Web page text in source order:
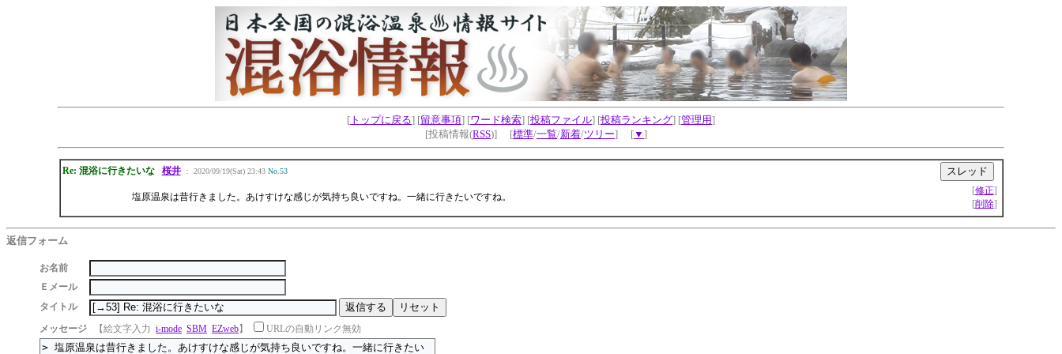
[ トップに戻る] [留意事項] [ワード検索] [投稿ファイル] [投稿ランキング] [管理用]
[投稿情報(RSS)] [標準/一覧/新着/ツリー] [▼ ]
Re: 混浴に行きたいな 桜井： 2020/09/19(Sat) 23:43 No.53
塩原温泉は昔行きました。あけすけな感じが気持ち良いですね。一緒に行きたいですね。
[修正]
[削除]
返信フォーム
お名前
Ｅメール
タイトル
メッセージ
【絵文字入力 i-mode SBM EZweb】 URLの自動リンク無効